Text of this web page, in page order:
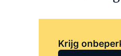
Krijg